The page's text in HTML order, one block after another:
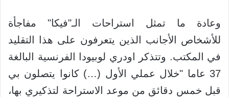
وعادة ما تمثل استراحات الـ"فيكا" مفاجأة
للأشخاص الأجانب الذين يتعرفون على هذا التقليد
في المكتب. وتتذكر اودري لوبيودا الفرنسية البالغة
37 عاما "خلال عملي الأول (…) كانوا يتصلون بي
قبل خمس دقائق من موعد الاستراحة لتذكيري بها،